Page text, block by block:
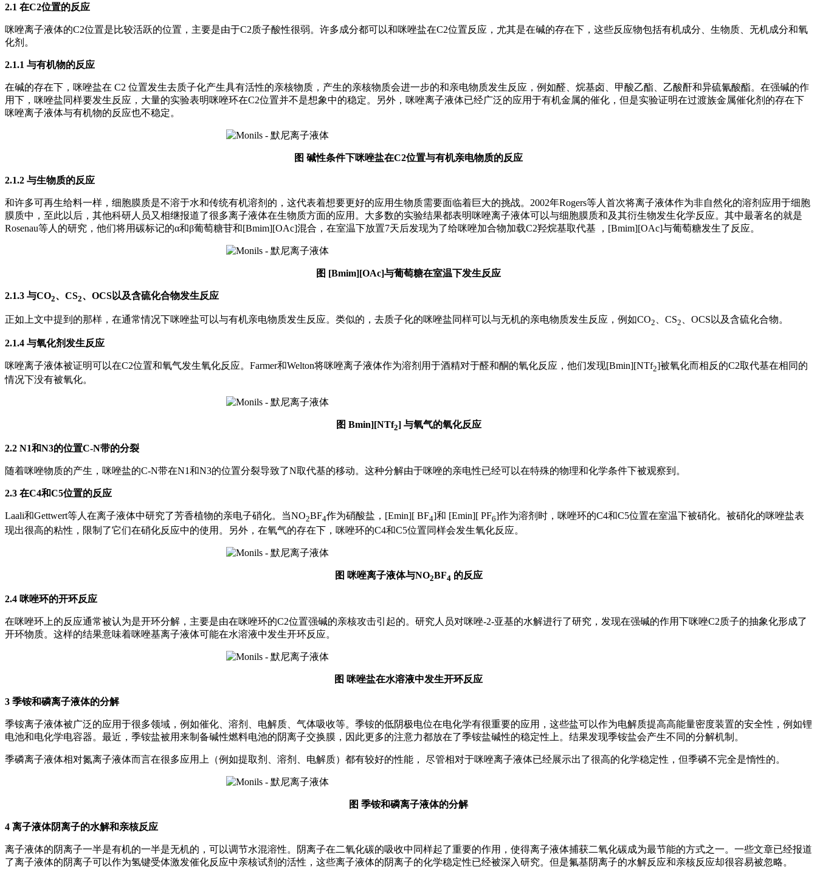
2.1 在C2位置的反应
咪唑离子液体的C2位置是比较活跃的位置，主要是由于C2质子酸性很弱。许多成分都可以和咪唑盐在C2位置反应，尤其是在碱的存在下，这些反应物包括有机成分、生物质、无机成分和氧
化剂。
2.1.1 与有机物的反应
在碱的存在下，咪唑盐在 C2 位置发生去质子化产生具有活性的亲核物质，产生的亲核物质会进一步的和亲电物质发生反应，例如醛、烷基卤、甲酸乙酯、乙酸酐和异硫氰酸酯。在强碱的作
用下，咪唑盐同样要发生反应，大量的实验表明咪唑环在C2位置并不是想象中的稳定。另外，咪唑离子液体已经广泛的应用于有机金属的催化，但是实验证明在过渡族金属催化剂的存在下
咪唑离子液体与有机物的反应也不稳定。
图 碱性条件下咪唑盐在C2位置与有机亲电物质的反应
2.1.2 与生物质的反应
和许多可再生给料一样，细胞膜质是不溶于水和传统有机溶剂的，这代表着想要更好的应用生物质需要面临着巨大的挑战。2002年Rogers等人首次将离子液体作为非自然化的溶剂应用于细胞
膜质中，至此以后，其他科研人员又相继报道了很多离子液体在生物质方面的应用。大多数的实验结果都表明咪唑离子液体可以与细胞膜质和及其衍生物发生化学反应。其中最著名的就是
Rosenau等人的研究，他们将用碳标记的α和β葡萄糖苷和[Bmim][OAc]混合，在室温下放置7天后发现为了给咪唑加合物加载C2羟烷基取代基 ，[Bmim][OAc]与葡萄糖发生了反应。
图 [Bmim][OAc]与葡萄糖在室温下发生反应
2.1.3 与CO2、CS2、OCS以及含硫化合物发生反应
正如上文中提到的那样，在通常情况下咪唑盐可以与有机亲电物质发生反应。类似的，去质子化的咪唑盐同样可以与无机的亲电物质发生反应，例如CO2 、CS2 、OCS以及含硫化合物。
2.1.4 与氧化剂发生反应
咪唑离子液体被证明可以在C2位置和氧气发生氧化反应。Farmer和Welton将咪唑离子液体作为溶剂用于酒精对于醛和酮的氧化反应，他们发现[Bmin][NTf2]被氧化而相反的C2取代基在相同的
情况下没有被氧化。
图 Bmin][NTf2] 与氧气的氧化反应
2.2 N1和N3的位置C-N带的分裂
随着咪唑物质的产生，咪唑盐的C-N带在N1和N3的位置分裂导致了N取代基的移动。这种分解由于咪唑的亲电性已经可以在特殊的物理和化学条件下被观察到。
2.3 在C4和C5位置的反应
Laali和Gettwert等人在离子液体中研究了芳香植物的亲电子硝化。当NO2BF4作为硝酸盐，[Emin][ BF4]和 [Emin][ PF6]作为溶剂时，咪唑环的C4和C5位置在室温下被硝化。被硝化的咪唑盐表
现出很高的粘性，限制了它们在硝化反应中的使用。另外，在氧气的存在下，咪唑环的C4和C5位置同样会发生氧化反应。
图 咪唑离子液体与NO2BF4 的反应
2.4 咪唑环的开环反应
在咪唑环上的反应通常被认为是开环分解，主要是由在咪唑环的C2位置强碱的亲核攻击引起的。研究人员对咪唑-2-亚基的水解进行了研究，发现在强碱的作用下咪唑C2质子的抽象化形成了
开环物质。这样的结果意味着咪唑基离子液体可能在水溶液中发生开环反应。
图 咪唑盐在水溶液中发生开环反应
3 季铵和磷离子液体的分解
季铵离子液体被广泛的应用于很多领域，例如催化、溶剂、电解质、气体吸收等。季铵的低阴极电位在电化学有很重要的应用，这些盐可以作为电解质提高高能量密度装置的安全性，例如锂
电池和电化学电容器。最近，季铵盐被用来制备碱性燃料电池的阴离子交换膜，因此更多的注意力都放在了季铵盐碱性的稳定性上。结果发现季铵盐会产生不同的分解机制。
季磷离子液体相对氮离子液体而言在很多应用上（例如提取剂、溶剂、电解质）都有较好的性能， 尽管相对于咪唑离子液体已经展示出了很高的化学稳定性，但季磷不完全是惰性的。
图 季铵和磷离子液体的分解
4 离子液体阴离子的水解和亲核反应
离子液体的阴离子一半是有机的一半是无机的，可以调节水混溶性。阴离子在二氧化碳的吸收中同样起了重要的作用，使得离子液体捕获二氧化碳成为最节能的方式之一。一些文章已经报道
了离子液体的阴离子可以作为氢键受体激发催化反应中亲核试剂的活性，这些离子液体的阴离子的化学稳定性已经被深入研究。但是氟基阴离子的水解反应和亲核反应却很容易被忽略。